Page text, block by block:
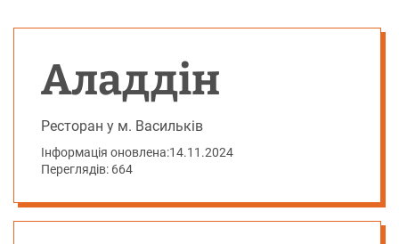
Аладдін
Ресторан у м. Васильків
Інформація оновлена:14.11.2024
Переглядів: 664